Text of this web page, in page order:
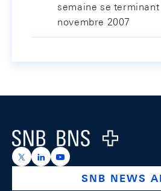
semaine se
novembre 2007
Logo
https://x.com/snb_bns
https://ch.linkedin.com/
https://
SNB NEWS